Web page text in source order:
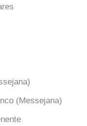
(Messejana)